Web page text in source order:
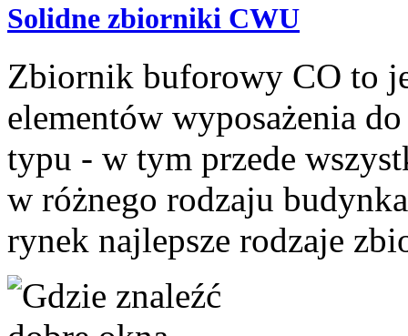
Solidne zbiorniki CWU
Zbiornik buforowy CO to
elementów wyposażenia
typu - w tym przede
w różnego rodzaju
rynek najlepsze rodzaje